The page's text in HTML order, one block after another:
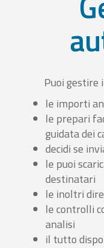
Puoi gestire
le importi
le prepari
guidata dei
decidi se
le puoi
destinatari
le inoltri
le controlli
analisi
il tutto